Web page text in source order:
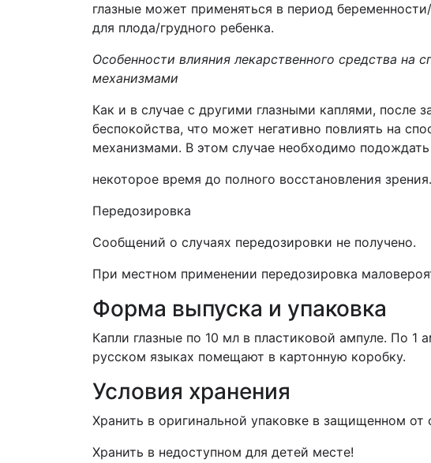
глазные может применяться в период
для плода/грудного ребенка.
Особенности влияния лекарственного средства на
механизмами
Как и в случае с другими глазными каплями, после
беспокойства, что может негативно повлиять на
механизмами. В этом случае необходимо подождать
некоторое время до полного восстановления зрения.
Передозировка
Сообщений о случаях передозировки не получено.
При местном применении передозировка
Форма выпуска и упаковка
Капли глазные по 10 мл в пластиковой ампуле. По
русском языках помещают в картонную коробку.
Условия хранения
Хранить в оригинальной упаковке в защищенном
Хранить в недоступном для детей месте!